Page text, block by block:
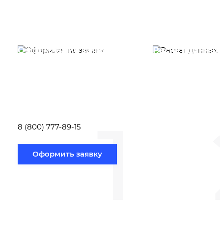
1
Оформление заявки
8 (800) 777-89-15
Оформить заявку
Расчет